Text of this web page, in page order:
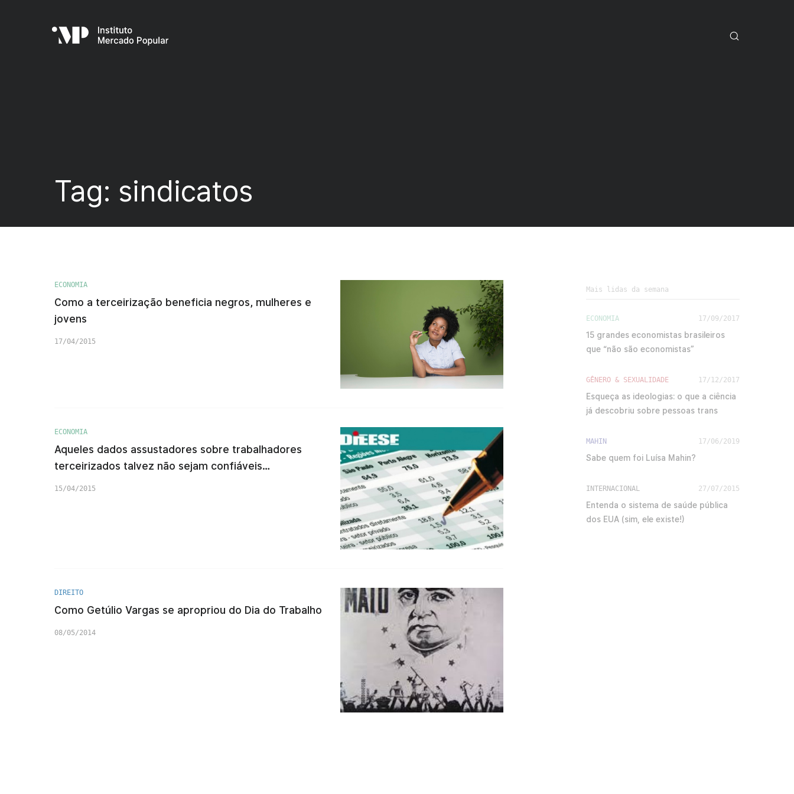
Tag: sindicatos
ECONOMIA
Como a terceirização beneficia negros, mulheres e
jovens
17/04/2015
ECONOMIA
Aqueles dados assustadores sobre trabalhadores
terceirizados talvez não sejam confiáveis…
15/04/2015
DIREITO
Como Getúlio Vargas se apropriou do Dia do Trabalho
08/05/2014
Mais lidas da semana
ECONOMIA 17/09/2017
15 grandes economistas brasileiros
que “não são economistas”
GÊNERO & SEXUALIDADE 17/12/2017
Esqueça as ideologias: o que a ciência
já descobriu sobre pessoas trans
MAHIN 17/06/2019
Sabe quem foi Luísa Mahin?
INTERNACIONAL 27/07/2015
Entenda o sistema de saúde pública
dos EUA (sim, ele existe!)